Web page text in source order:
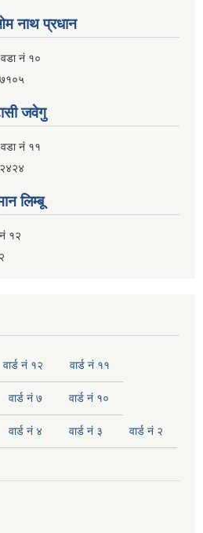
नाथ प्रधान
वडा नं १०
जवेगु
वडा नं ११
लिम्बू
नं १२
वार्ड नं १२ वार्ड नं ११
वार्ड नं ७ वार्ड नं १०
वार्ड नं ४ वार्ड नं ३ वार्ड नं २